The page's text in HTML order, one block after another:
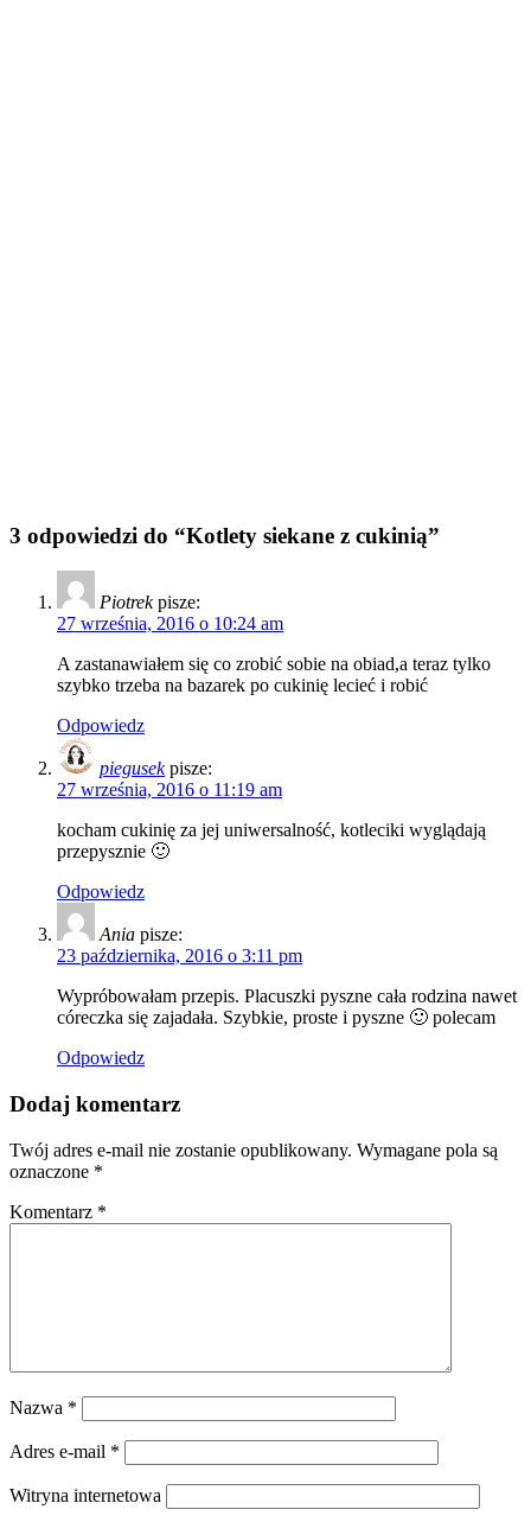
3 odpowiedzi do “Kotlety siekane z cukinią”
Piotrek pisze:
27 września, 2016 o 10:24 am
A zastanawiałem się co zrobić sobie na obiad,a teraz tylko
szybko trzeba na bazarek po cukinię lecieć i robić
Odpowiedz
piegusek pisze:
27 września, 2016 o 11:19 am
kocham cukinię za jej uniwersalność, kotleciki wyglądają
przepysznie 🙂
Odpowiedz
Ania pisze:
23 października, 2016 o 3:11 pm
Wypróbowałam przepis. Placuszki pyszne cała rodzina nawet
córeczka się zajadała. Szybkie, proste i pyszne 🙂 polecam
Odpowiedz
Dodaj komentarz
Twój adres e-mail nie zostanie opublikowany. Wymagane pola są
oznaczone *
Komentarz *
Nazwa *
Adres e-mail *
Witryna internetowa